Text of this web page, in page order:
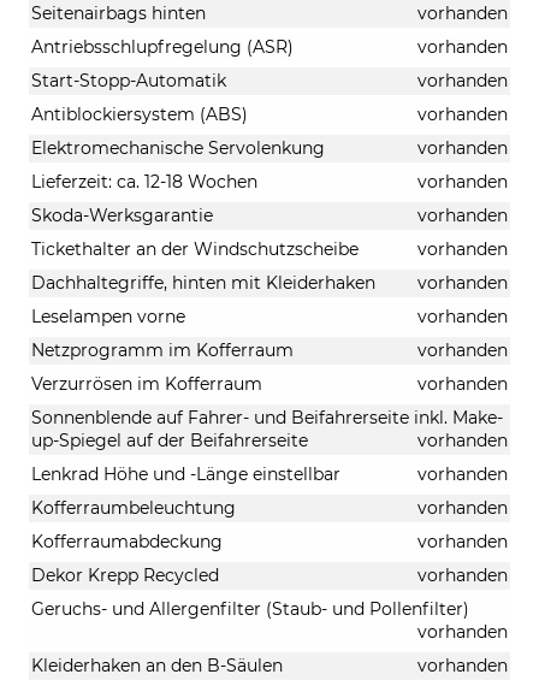
Seitenairbags hinten
vorhanden
Antriebsschlupfregelung (ASR)
vorhanden
Start-Stopp-Automatik
vorhanden
Antiblockiersystem (ABS)
vorhanden
Elektromechanische Servolenkung
vorhanden
Lieferzeit: ca. 12-18 Wochen
vorhanden
Skoda-Werksgarantie
vorhanden
Tickethalter an der Windschutzscheibe
vorhanden
Dachhaltegriffe, hinten mit Kleiderhaken
vorhanden
Leselampen vorne
vorhanden
Netzprogramm im Kofferraum
vorhanden
Verzurrösen im Kofferraum
vorhanden
Sonnenblende auf Fahrer- und Beifahrerseite inkl. Make-
up-Spiegel auf der Beifahrerseite
vorhanden
Lenkrad Höhe und -Länge einstellbar
vorhanden
Kofferraumbeleuchtung
vorhanden
Kofferraumabdeckung
vorhanden
Dekor Krepp Recycled
vorhanden
Geruchs- und Allergenfilter (Staub- und Pollenfilter)
vorhanden
Kleiderhaken an den B-Säulen
vorhanden